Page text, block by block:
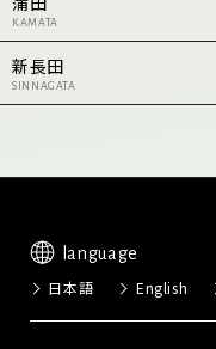
KAMATA
新長田
SINNAGATA
language
日本語 English